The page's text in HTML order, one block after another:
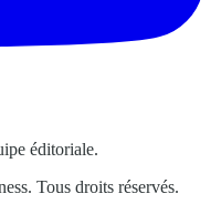
éditoriale.
Tous droits réservés.